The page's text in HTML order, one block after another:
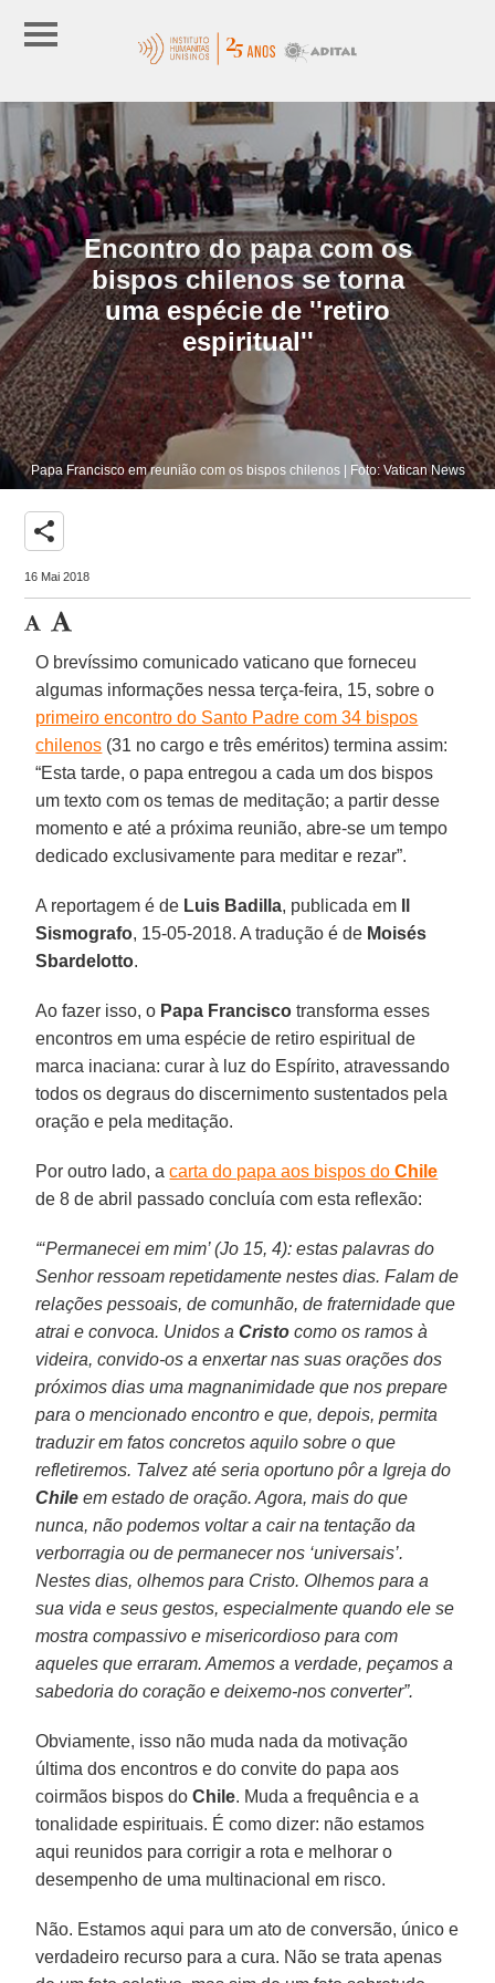
Encontro do papa com os
bispos chilenos se torna
uma espécie de ''retiro
espiritual''
Papa Francisco em reunião com os bispos chilenos | Foto: Vatican News
share
16 Mai 2018
O brevíssimo comunicado vaticano que forneceu
algumas informações nessa terça-feira, 15, sobre o
primeiro encontro do Santo Padre com 34 bispos
chilenos (31 no cargo e três eméritos) termina assim:
“Esta tarde, o papa entregou a cada um dos bispos
um texto com os temas de meditação; a partir desse
momento e até a próxima reunião, abre-se um tempo
dedicado exclusivamente para meditar e rezar”.
A reportagem é de Luis Badilla, publicada em
Sismografo, 15-05-2018. A tradução é de Moisés
Sbardelotto.
Ao fazer isso, o Papa Francisco transforma esses
encontros em uma espécie de retiro espiritual de
marca inaciana: curar à luz do Espírito, atravessando
todos os degraus do discernimento sustentados pela
oração e pela meditação.
Por outro lado, acarta do papa aos bispos doChile
de 8 de abril passado concluía com esta reflexão:
“‘Permanecei em mim’ (Jo 15, 4): estas palavras do
Senhor ressoam repetidamente nestes dias. Falam de
relações pessoais, de comunhão, de fraternidade que
atrai e convoca. Unidos aCristo como os ramos à
videira, convido-os a enxertar nas suas orações dos
próximos dias uma magnanimidade que nos prepare
para o mencionado encontro e que, depois, permita
traduzir em fatos concretos aquilo sobre o que
refletiremos. Talvez até seria oportuno pôr a Igreja do
Chile em estado de oração. Agora, mais do que
nunca, não podemos voltar a cair na tentação da
verborragia ou de permanecer nos ‘universais’.
Nestes dias, olhemos para Cristo. Olhemos para a
sua vida e seus gestos, especialmente quando ele se
mostra compassivo e misericordioso para com
aqueles que erraram. Amemos a verdade, peçamos a
sabedoria do coração e deixemo-nos converter”.
Obviamente, isso não muda nada da motivação
última dos encontros e do convite do papa aos
coirmãos bispos doChile. Muda a frequência e a
tonalidade espirituais. É como dizer: não estamos
aqui reunidos para corrigir a rota e melhorar o
desempenho de uma multinacional em risco.
Não. Estamos aqui para um ato de conversão, único e
verdadeiro recurso para a cura. Não se trata apenas